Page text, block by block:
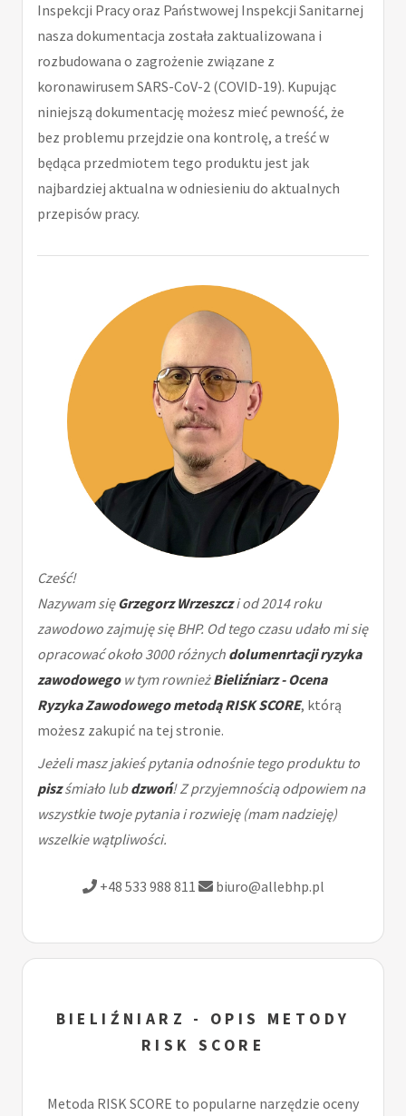
Inspekcji Pracy oraz Państwowej Inspekcji Sanitarnej
nasza dokumentacja została zaktualizowana i
rozbudowana o zagrożenie związane z
koronawirusem SARS-CoV-2 (COVID-19). Kupując
niniejszą dokumentację możesz mieć pewność, że
bez problemu przejdzie ona kontrolę, a treść w
będąca przedmiotem tego produktu jest jak
najbardziej aktualna w odniesieniu do aktualnych
przepisów pracy.
Cześć!
Nazywam sięGrzegorz Wrzeszczi od 2014 roku
zawodowo zajmuję się BHP. Od tego czasu udało mi się
opracować około 3000 różnych dolumenrtacji ryzyka
zawodowegow tym rownieżBieliźniarz - Ocena
Ryzyka Zawodowego metodą RISK SCORE, którą
możesz zakupić na tej stronie.
Jeżeli masz jakieś pytania odnośnie tego produktu to
piszśmiało lubdzwoń! Z przyjemnością odpowiem na
wszystkie twoje pytania i rozwieję (mam nadzieję)
wszelkie wątpliwości.
+48 533 988 811 biuro@allebhp.pl
BIELIŹNIARZ - OPIS METODY
RISK SCORE
Metoda RISK SCORE to popularne narzędzie oceny